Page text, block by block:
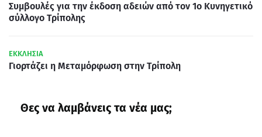
Συμβουλές για την έκδοση αδειών από τον 1ο Κυνηγετικό
σύλλογο Τρίπολης
ΕΚΚΛΗΣΙΑ
Γιορτάζει η Μεταμόρφωση στην Τρίπολη
Θες να λαμβάνεις τα νέα μας;